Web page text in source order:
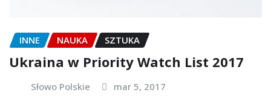
INNE NAUKA SZTUKA
Ukraina w Priority Watch List 2017
Słowo Polskie mar 5, 2017